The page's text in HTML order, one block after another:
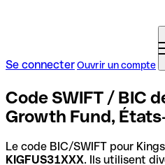
Se connecterOuvrir un compte
Code SWIFT / BIC
Growth Fund,
Le code BIC/SWIFT pour
KIGFUS31XXX. Ils utilisent